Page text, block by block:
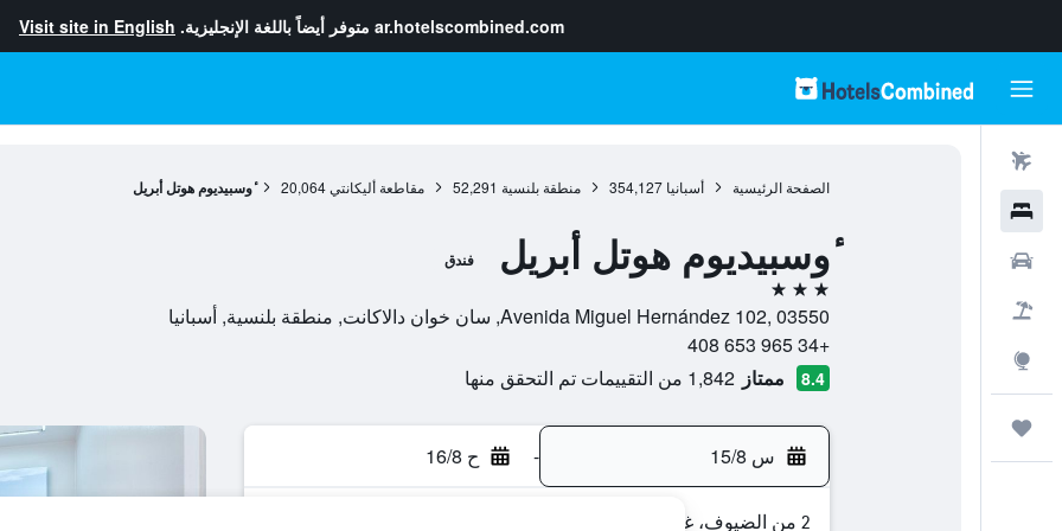
ar.hotelscombined.com متوفر أيضاً باللغة الإنجليزية. Visit site in English
الصفحة الرئيسية أسبانيا 354,127 منطقة بلنسية 52,291 مقاطعة أليكانتي 20,064 ٔوسبيديوم هوتل أبريل
ٔوسبيديوم هوتل أبريل فندق
3 نجوم
Avenida Miguel Hernández 102, 03550, سان خوان دالاكانت, منطقة بلنسية, أسبانيا
+34 965 653 408
8.4 ممتاز 1,842 من التقييمات تم التحقق منها
س 15/8 - ح 16/8
2 من الضيوف، غرفة واحدة